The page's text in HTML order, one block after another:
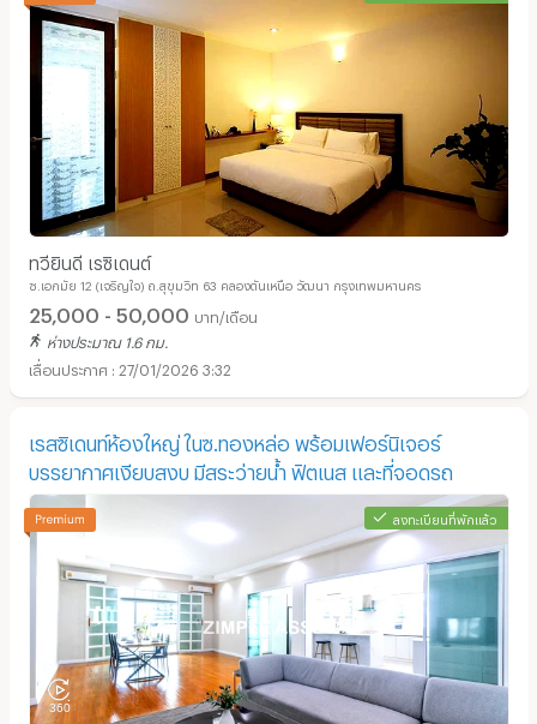
ทวียินดี เรซิเดนต์
ซ.เอกมัย 12 (เจริญใจ) ถ.สุขุมวิท 63 คลองตันเหนือ วัฒนา กรุงเทพมหานคร
25,000 - 50,000 บาท/เดือน
ห่างประมาณ 1.6 กม.
27/01/2026 3:32
เรสซิเดนท์ห้องใหญ่ ในซ.ทองหล่อ พร้อมเฟอร์นิเจอร์
บรรยากาศเงียบสงบ มีสระว่ายน้ำ ฟิตเนส และที่จอดรถ
ลงทะเบียนที่พักแล้ว